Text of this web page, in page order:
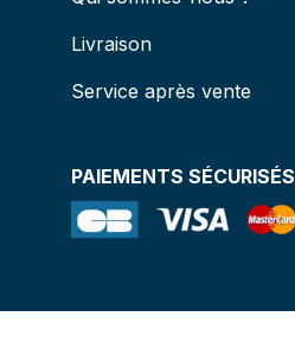
Livraison
Service après vente
PAIEMENTS SÉCURISÉS